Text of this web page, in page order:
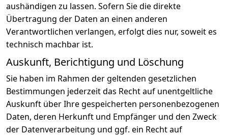
aushändigen zu lassen. Sofern Sie die direkte
Übertragung der Daten an einen anderen
Verantwortlichen verlangen, erfolgt dies nur, soweit es
technisch machbar ist.
Auskunft, Berichtigung und Löschung
Sie haben im Rahmen der geltenden gesetzlichen
Bestimmungen jederzeit das Recht auf unentgeltliche
Auskunft über Ihre gespeicherten personenbezogenen
Daten, deren Herkunft und Empfänger und den Zweck
der Datenverarbeitung und ggf. ein Recht auf